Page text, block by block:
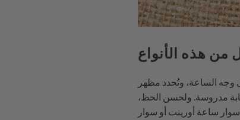
هذه الأنواع
وجه الساعة، وتُحدد مظهر
مدروسة. ولحسن الحظ،
سوار ساعة أورينت أو سوار